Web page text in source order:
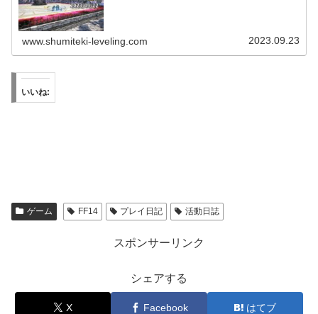
www.shumiteki-leveling.com 2023.09.23
いいね:
ゲーム FF14 プレイ日記 活動日誌
スポンサーリンク
シェアする
X Facebook はてブ